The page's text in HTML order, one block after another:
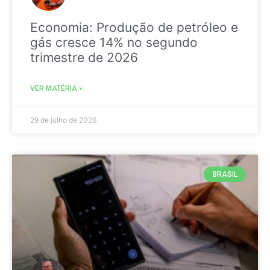
Economia: Produção de petróleo e
gás cresce 14% no segundo
trimestre de 2026
VER MATÉRIA »
29 de julho de 2026
BRASIL